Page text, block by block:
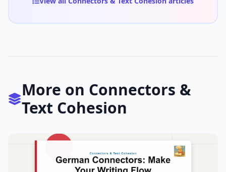
More on Connectors &
Text Cohesion